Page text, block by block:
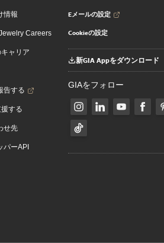
情報
Careers
ャリア
告する
する
せ先
パーAPI
Eメールの設定
Cookieの設定
新GIA Appをダウンロード
GIAをフォロー